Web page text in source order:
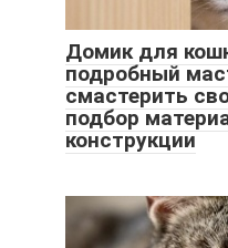
Домик для
подробный
смастерить
подбор
конструкции